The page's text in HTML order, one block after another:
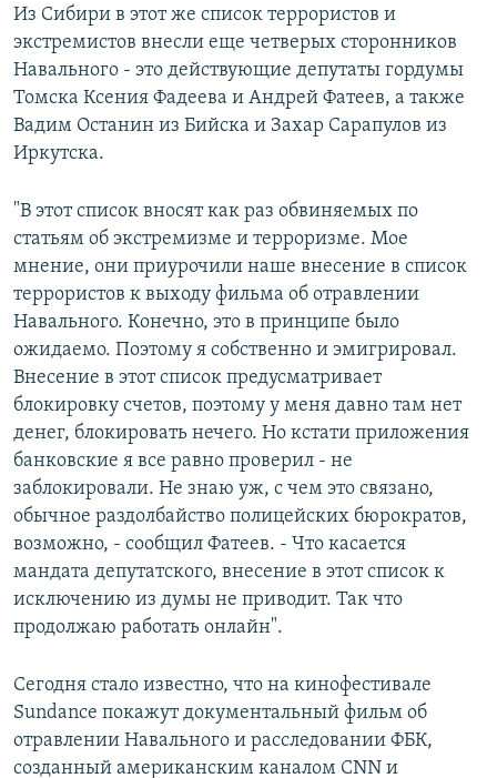
Из Сибири в этот же список террористов и
экстремистов внесли еще четверых сторонников
Навального - это действующие депутаты гордумы
Томска Ксения Фадеева и Андрей Фатеев, а также
Вадим Останин из Бийска и Захар Сарапулов из
Иркутска.
"В этот список вносят как раз обвиняемых по
статьям об экстремизме и терроризме. Мое
мнение, они приурочили наше внесение в список
террористов к выходу фильма об отравлении
Навального. Конечно, это в принципе было
ожидаемо. Поэтому я собственно и эмигрировал.
Внесение в этот список предусматривает
блокировку счетов, поэтому у меня давно там нет
денег, блокировать нечего. Но кстати приложения
банковские я все равно проверил - не
заблокировали. Не знаю уж, с чем это связано,
обычное раздолбайство полицейских бюрократов,
возможно, - сообщил Фатеев. - Что касается
мандата депутатского, внесение в этот список к
исключению из думы не приводит. Так что
продолжаю работать онлайн".
Сегодня стало известно, что на кинофестивале
Sundance покажут документальный фильм об
отравлении Навального и расследовании ФБК,
созданный американским каналом CNN и